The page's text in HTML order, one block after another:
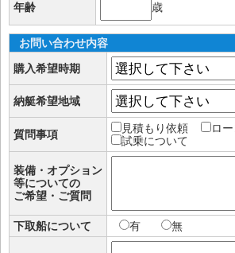
年齢 歳
お問い合わせ内容
購入希望時期
納艇希望地域
質問事項 見積もり依頼
ロ
試乗について
装備・オプション
等についての
ご希望・ご質問
下取船について 有 無